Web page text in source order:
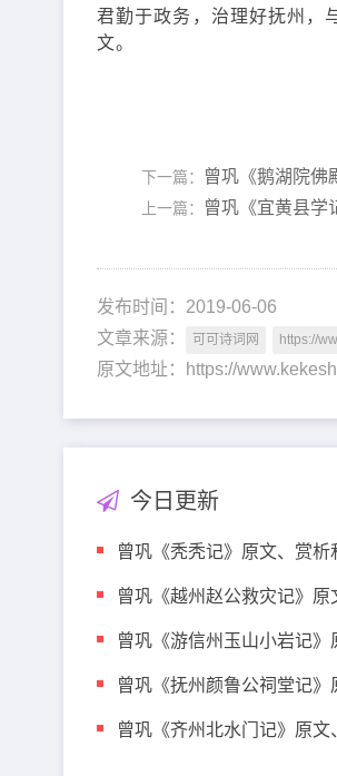
君勤于政务，治理好抚州，
文。
下一篇： 曾巩《鹅湖院佛
上一篇： 曾巩《宜黄县学
发布时间：2019-06-06
文章来源：
可可诗词网 https://
原文地址：https://
今日更新
曾巩《秃秃记》原文、赏析